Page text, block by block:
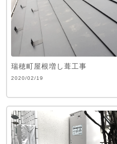
瑞穂町屋根増し葺工事
2020/02/19